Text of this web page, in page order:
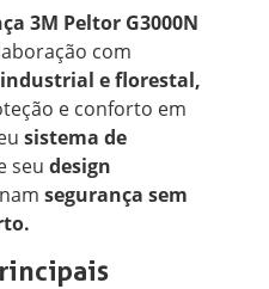
3M Peltor G3000N
com
e florestal,
e conforto em
sistema de
seudesign
segurança sem